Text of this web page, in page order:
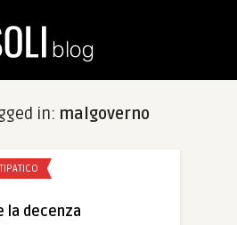
in: malgoverno
la decenza